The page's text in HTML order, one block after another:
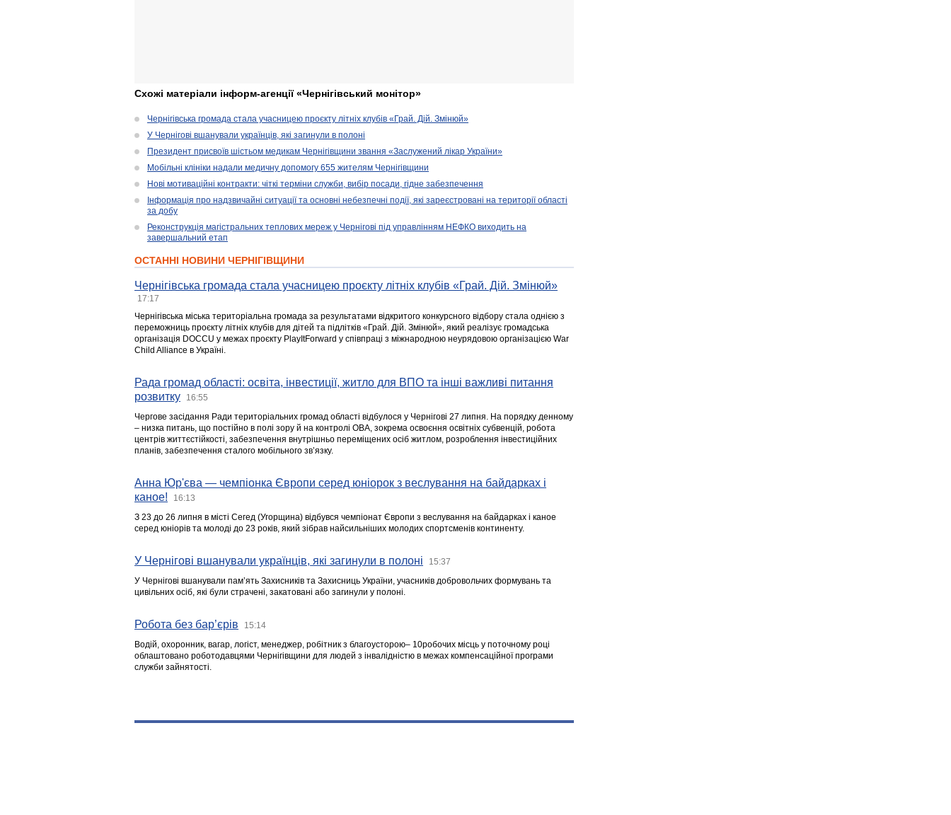
Схожі матеріали інформ-агенції «Чернігівський монітор»
Чернігівська громада стала учасницею проєкту літніх клубів «Грай. Дій. Змінюй»
У Чернігові вшанували українців, які загинули в полоні
Президент присвоїв шістьом медикам Чернігівщини звання «Заслужений лікар України»
Мобільні клініки надали медичну допомогу 655 жителям Чернігівщини
Нові мотиваційні контракти: чіткі терміни служби, вибір посади, гідне забезпечення
Інформація про надзвичайні ситуації та основні небезпечні події, які зареєстровані на території області
за добу
Реконструкція магістральних теплових мереж у Чернігові під управлінням НЕФКО виходить на
завершальний етап
ОСТАННІ НОВИНИ ЧЕРНІГІВЩИНИ
Чернігівська громада стала учасницею проєкту літніх клубів «Грай. Дій. Змінюй»
17:17
Чернігівська міська територіальна громада за результатами відкритого конкурсного відбору стала однією з
переможниць проєкту літніх клубів для дітей та підлітків «Грай. Дій. Змінюй», який реалізує громадська
організація DOCCU у межах проєкту PlayItForward у співпраці з міжнародною неурядовою організацією War
Child Alliance в Україні.
Рада громад області: освіта, інвестиції, житло для ВПО та інші важливі питання
розвитку
16:55
Чергове засідання Ради територіальних громад області відбулося у Чернігові 27 липня. На порядку денному
– низка питань, що постійно в полі зору й на контролі ОВА, зокрема освоєння освітніх субвенцій, робота
центрів життєстійкості, забезпечення внутрішньо переміщених осіб житлом, розроблення інвестиційних
планів, забезпечення сталого мобільного зв’язку.
Анна Юр'єва — чемпіонка Європи серед юніорок з веслування на байдарках і
каное!
16:13
З 23 до 26 липня в місті Сегед (Угорщина) відбувся чемпіонат Європи з веслування на байдарках і каное
серед юніорів та молоді до 23 років, який зібрав найсильніших молодих спортсменів континенту.
У Чернігові вшанували українців, які загинули в полоні 15:37
У Чернігові вшанували пам’ять Захисників та Захисниць України, учасників добровольчих формувань та
цивільних осіб, які були страчені, закатовані або загинули у полоні.
Робота без бар’єрів 15:14
Водій, охоронник, вагар, логіст, менеджер, робітник з благоусторою– 10робочих місць у поточному році
облаштовано роботодавцями Чернігівщини для людей з інвалідністю в межах компенсаційної програми
служби зайнятості.